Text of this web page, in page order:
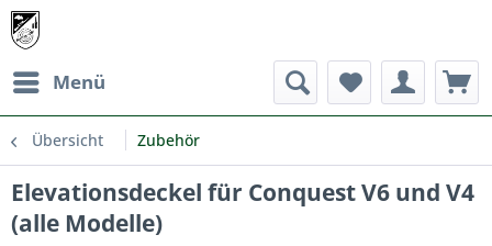
Menü
Übersicht Zubehör
Elevationsdeckel für Conquest V6 und V4
(alle Modelle)